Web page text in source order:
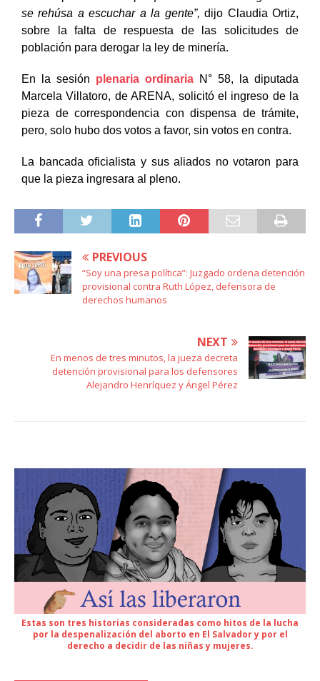
se rehúsa a escuchar a la gente”,dijo Claudia Ortiz,
sobre la falta de respuesta de las solicitudes de
población para derogar la ley de minería.
En la sesión plenaria ordinaria N° 58, la diputada
Marcela Villatoro, de ARENA, solicitó el ingreso de la
pieza de correspondencia con dispensa de trámite,
pero, solo hubo dos votos a favor, sin votos en contra.
La bancada oficialista y sus aliados no votaron para
que la pieza ingresara al pleno.
PREVIOUS
“Soy una presa política”: Juzgado ordena detención
provisional contra Ruth López, defensora de
derechos humanos
NEXT
En menos de tres minutos, la jueza decreta
detención provisional para los defensores
Alejandro Henríquez y Ángel Pérez
Estas son tres historias consideradas como hitos de la lucha
por la despenalización del aborto en El Salvador y por el
derecho a decidir de las niñas y mujeres.